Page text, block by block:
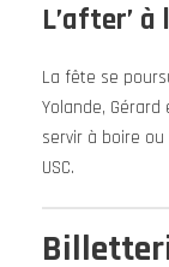
L’after’ à
La fête se
Yolande,
servir à boire ou
USC.